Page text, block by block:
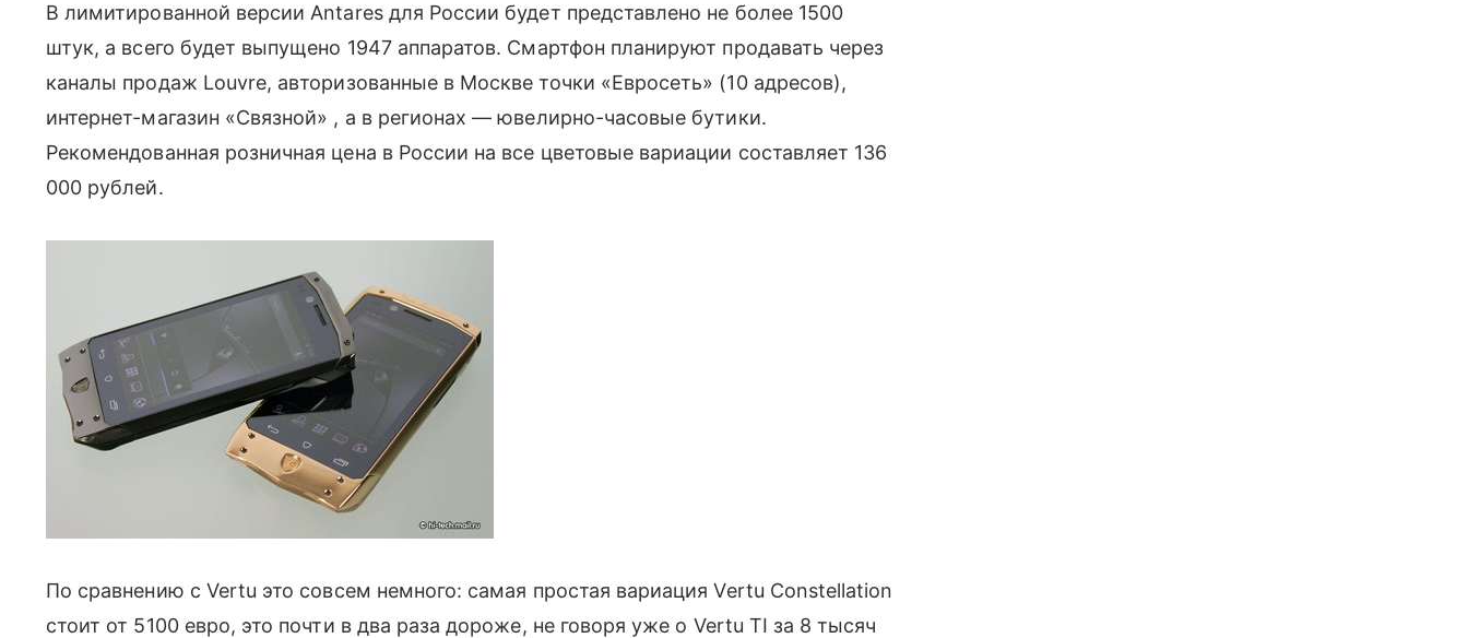
В лимитированной версии Antares для России будет представлено не более 1500
штук, а всего будет выпущено 1947 аппаратов. Смартфон планируют продавать через
каналы продаж Louvre, авторизованные в Москве точки «Евросеть» (10 адресов),
интернет-магазин «Связной» , а в регионах — ювелирно-часовые бутики.
Рекомендованная розничная цена в России на все цветовые вариации составляет 136
000 рублей.
По сравнению с Vertu это совсем немного: самая простая вариация Vertu Constellation
стоит от 5100 евро, это почти в два раза дороже, не говоря уже о Vertu TI за 8 тысяч